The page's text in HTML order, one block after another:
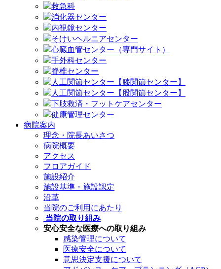
救急科
消化器センター
内視鏡センター
そけいヘルニアセンター
心臓血管センター（専門サイト）
手外科センター
脊椎センター
人工関節センター【膝関節センター】
人工関節センター【股関節センター】
下肢救済・フットケアセンター
健康管理センター
病院案内
理念・院長あいさつ
病院概要
アクセス
フロアガイド
施設紹介
施設基準・施設認定
沿革
当院のご利用にあたり
当院の取り組み
安心安全な医療への取り組み
感染管理について
医療安全について
意思決定支援について